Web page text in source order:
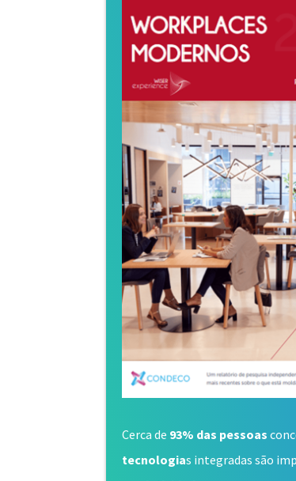
Cerca de 93% das pessoas
tecnologias integradas são